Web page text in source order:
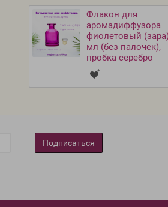
Флакон для
аромадиффузора
фиолетовый
мл (без палочек),
пробка серебро
Подписаться